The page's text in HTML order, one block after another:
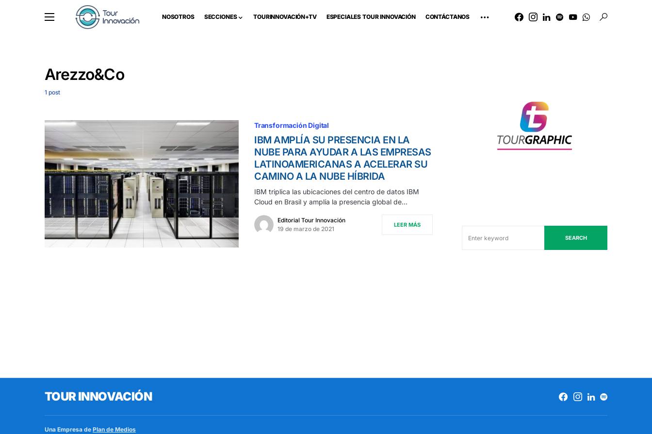
NOSOTROS SECCIONES TOURINNOVACIÓN+TV ESPECIALES TOUR INNOVACIÓN CONTÁCTANOS
Arezzo&Co
1 post
Transformación Digital
IBM AMPLÍA SU PRESENCIA EN LA
NUBE PARA AYUDAR A LAS EMPRESAS
LATINOAMERICANAS A ACELERAR SU
CAMINO A LA NUBE HÍBRIDA
IBM triplica las ubicaciones del centro de datos IBM
Cloud en Brasil y amplía la presencia global de…
Editorial Tour Innovación
19 de marzo de 2021
LEER MÁS
SEARCH
TOUR INNOVACIÓN
Una Empresa de Plan de Medios